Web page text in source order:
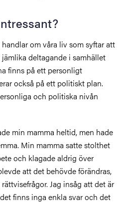
om våra liv som syftar att
deltagande i samhället
finns på ett personligt
också på ett politiskt plan.
och politiska nivån
min mamma heltid, men hade
Min mamma satte stolthet
och klagade aldrig över
att det behövde förändras,
Jag insåg att det är
finns inga enkla svar och det